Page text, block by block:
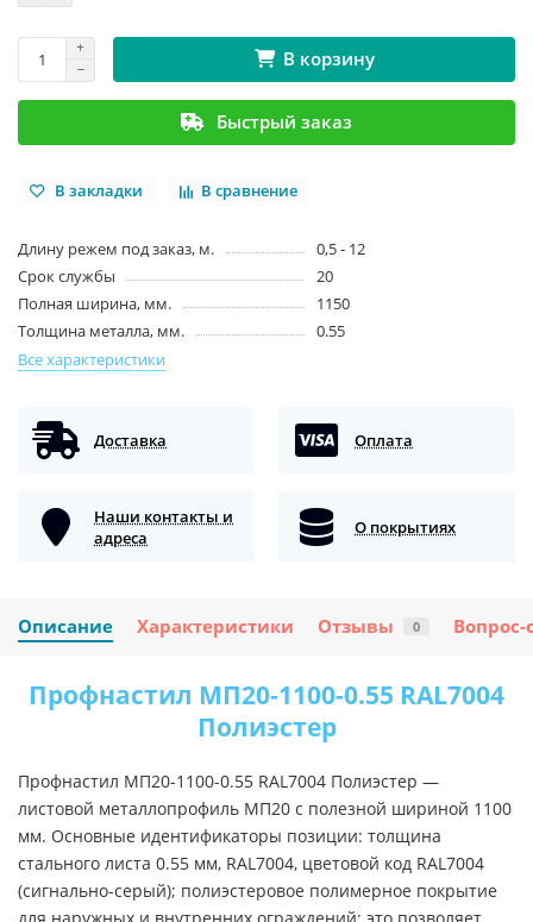
В корзину
Быстрый заказ
В закладки В сравнение
Длину режем под заказ, м.
0,5 - 12
Срок службы
20
Полная ширина, мм.
1150
Толщина металла, мм.
0.55
Все характеристики
Доставка Оплата
Наши контакты и
адреса
О покрытиях
Описание Характеристики Отзывы 0 Вопрос-
Профнастил МП20-1100-0.55 RAL7004
Полиэстер
Профнастил МП20-1100-0.55 RAL7004 Полиэстер —
листовой металлопрофиль МП20 с полезной шириной 1100
мм. Основные идентификаторы позиции: толщина
стального листа 0.55 мм, RAL7004, цветовой код RAL7004
(сигнально-серый); полиэстеровое полимерное покрытие